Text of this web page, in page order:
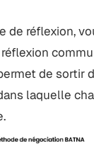
de réflexion,
de sortir
laquelle